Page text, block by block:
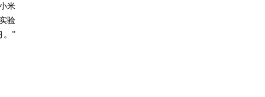
米
验
。”